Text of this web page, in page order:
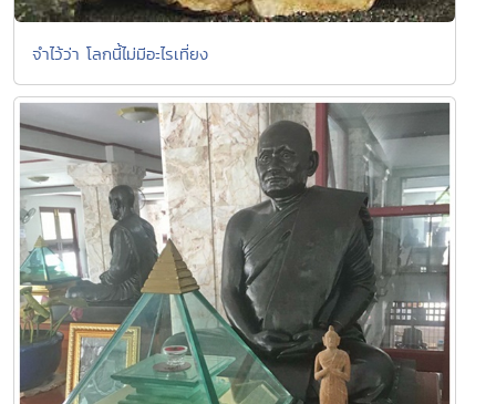
จำไว้ว่า โลกนี้ไม่มีอะไรเที่ยง